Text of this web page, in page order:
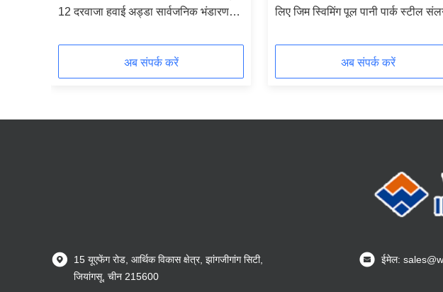
12 दरवाजा हवाई अड्डा सार्वजनिक भंडारण
अब संपर्क करें
लिए जिम स्विमिंग पूल पानी पार्क स्टील
अब संपर्क करें
15 यूएफेंग रोड, आर्थिक विकास क्षेत्र, झांगजीगांग सिटी,
जियांगसू, चीन 215600
ईमेल: